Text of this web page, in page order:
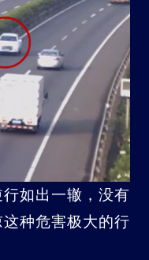
如出一辙，没有
种危害极大的行